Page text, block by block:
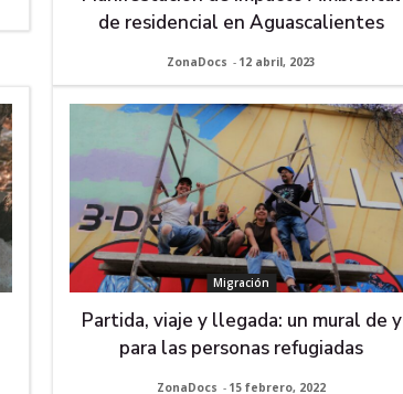
de residencial en Aguascalientes
ZonaDocs - 12 abril, 2023
Migración
Partida, viaje y llegada: un mural de y
para las personas refugiadas
ZonaDocs - 15 febrero, 2022